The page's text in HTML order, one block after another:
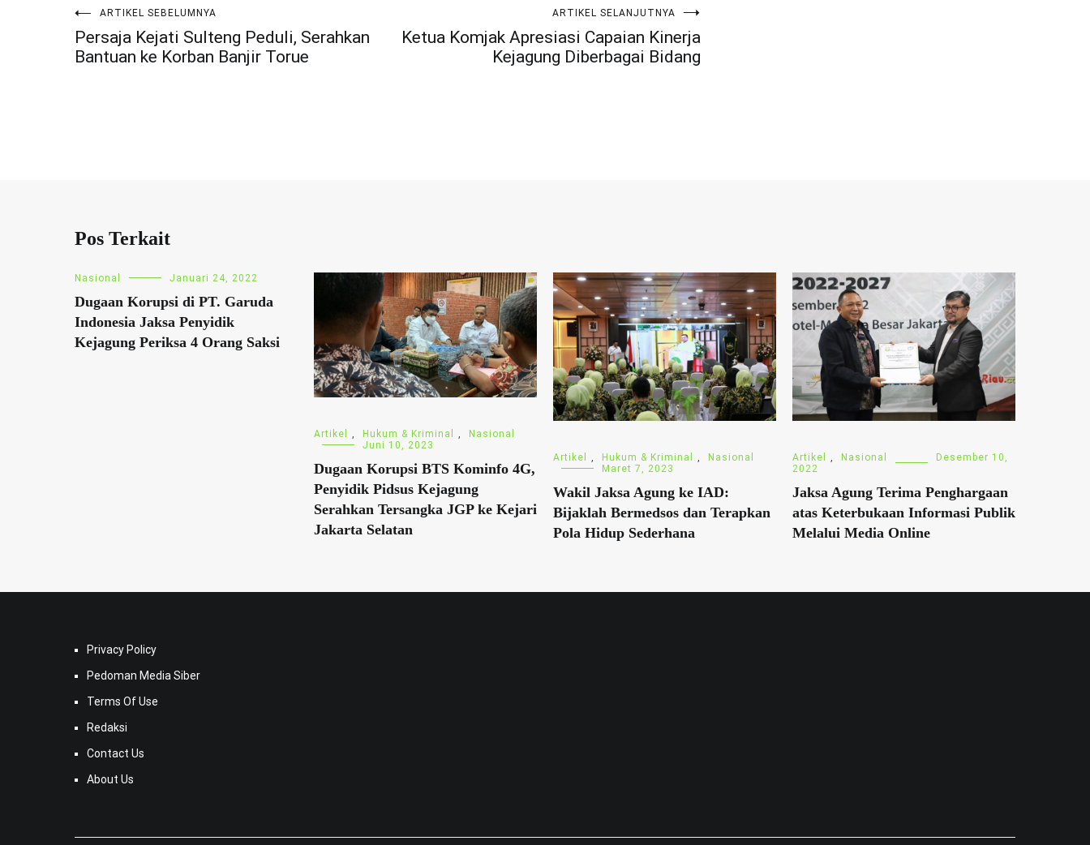
Navigasi
pos
ARTIKEL SEBELUMNYA
Persaja Kejati Sulteng Peduli, Serahkan
Bantuan ke Korban Banjir Torue
ARTIKEL SELANJUTNYA
Ketua Komjak Apresiasi Capaian Kinerja
Kejagung Diberbagai Bidang
Pos Terkait
Nasional Januari 24, 2022
Dugaan Korupsi di PT. Garuda
Indonesia Jaksa Penyidik
Kejagung Periksa 4 Orang Saksi
Artikel , Hukum & Kriminal ,
Nasional
Juni 10, 2023
Dugaan Korupsi BTS Kominfo 4G,
Penyidik Pidsus Kejagung
Serahkan Tersangka JGP ke Kejari
Jakarta Selatan
Artikel , Hukum & Kriminal ,
Nasional
Maret 7, 2023
Wakil Jaksa Agung ke IAD:
Bijaklah Bermedsos dan Terapkan
Pola Hidup Sederhana
Artikel , Nasional
Desember 10,
2022
Jaksa Agung Terima Penghargaan
atas Keterbukaan Informasi Publik
Melalui Media Online
Privacy Policy
Pedoman Media Siber
Terms Of Use
Redaksi
Contact Us
About Us